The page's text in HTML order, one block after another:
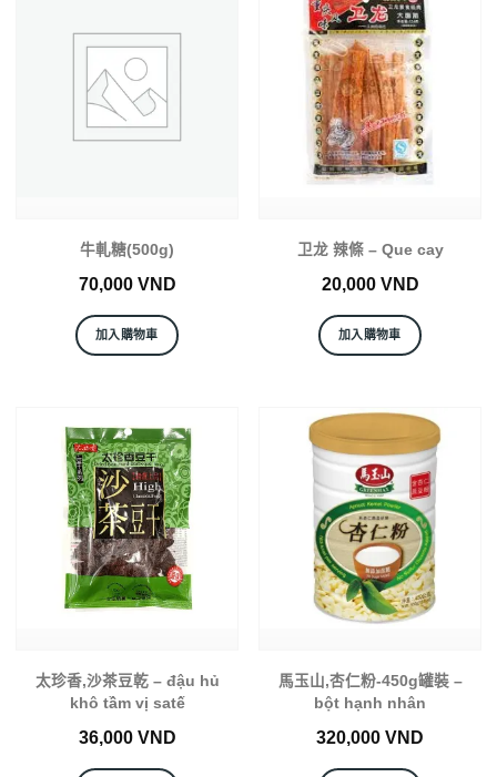
牛軋糖(500g)
70,000 VND
加入購物車
卫龙 辣條 – Que cay
20,000 VND
加入購物車
太珍香,沙茶豆乾 – đậu hủ
khô tầm vị satế
36,000 VND
馬玉山,杏仁粉-450g罐裝 –
bột hạnh nhân
320,000 VND